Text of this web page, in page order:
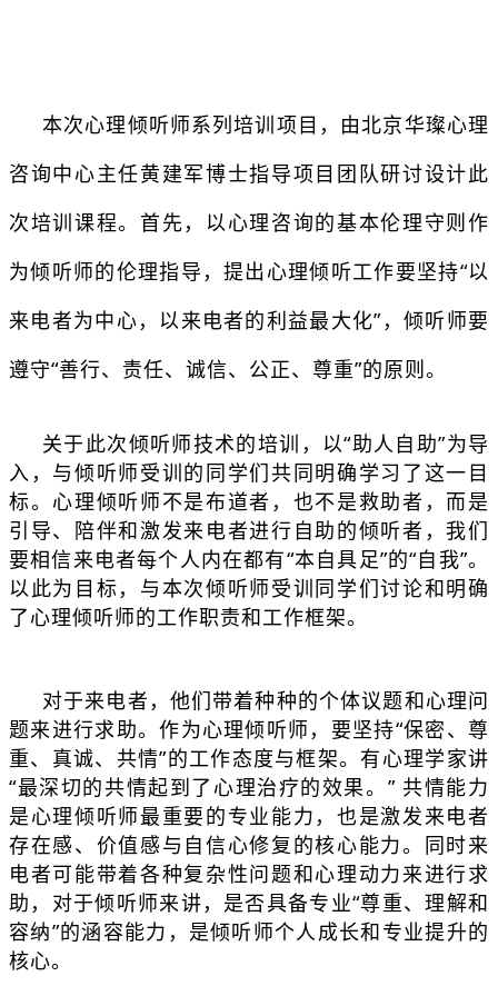
本次心理倾听师系列培训项目，由北京华璨心理
咨询中心主任黄建军博士指导项目团队研讨设计此
次培训课程。首先，以心理咨询的基本伦理守则作
为倾听师的伦理指导，提出心理倾听工作要坚持“以
来电者为中心，以来电者的利益最大化”，倾听师要
遵守“善行、责任、诚信、公正、尊重”的原则。
关于此次倾听师技术的培训，以“助人自助”为导
入，与倾听师受训的同学们共同明确学习了这一目
标。心理倾听师不是布道者，也不是救助者，而是
引导、陪伴和激发来电者进行自助的倾听者，我们
要相信来电者每个人内在都有“本自具足”的“自我”。
以此为目标，与本次倾听师受训同学们讨论和明确
了心理倾听师的工作职责和工作框架。
对于来电者，他们带着种种的个体议题和心理问
题来进行求助。作为心理倾听师，要坚持“保密、尊
重、真诚、共情”的工作态度与框架。有心理学家讲
“最深切的共情起到了心理治疗的效果。” 共情能力
是心理倾听师最重要的专业能力，也是激发来电者
存在感、价值感与自信心修复的核心能力。同时来
电者可能带着各种复杂性问题和心理动力来进行求
助，对于倾听师来讲，是否具备专业“尊重、理解和
容纳”的涵容能力，是倾听师个人成长和专业提升的
核心。